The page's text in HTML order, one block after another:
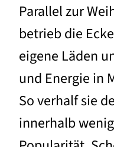
Parallel zur
betrieb die
eigene Läden
und Energie in
So verhalf sie
innerhalb